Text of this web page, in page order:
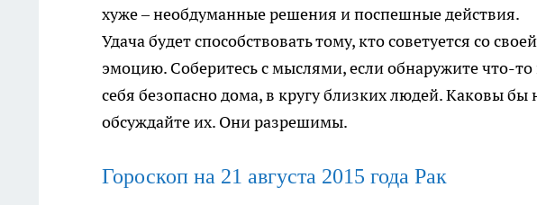
хуже – необдуманные решения и поспешные действия.
Удача будет способствовать тому, кто советуется со
эмоцию. Соберитесь с мыслями, если обнаружите что-то
себя безопасно дома, в кругу близких людей. Каковы
обсуждайте их. Они разрешимы.
Гороскоп на 21 августа 2015 года Рак